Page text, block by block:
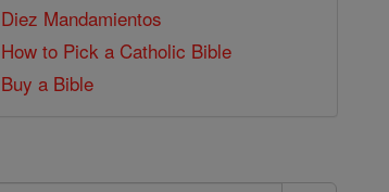
Diez Mandamientos
How to Pick a Catholic Bible
Buy a Bible